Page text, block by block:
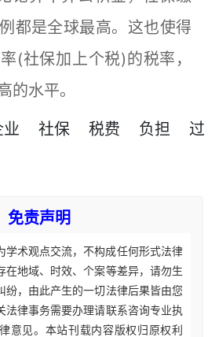
都是全球最高。这也使得
(社保加上个税)的税率，
的水平。
业 社保 税费 负担
过
免责声明
学术观点交流，不构成任何形式法律
在地域、时效、个案等差异，请勿生
纷，由此产生的一切法律后果皆由您
法律事务需要办理请联系咨询专业执
意见。本站刊载内容版权归原权利